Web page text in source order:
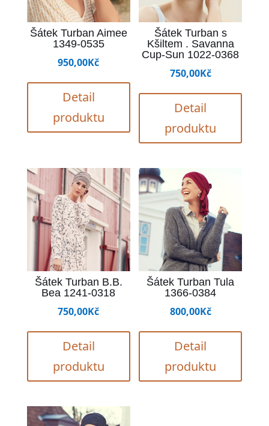
Šátek Turban Aimee
1349-0535
950,00Kč
Detail
produktu
Šátek Turban s
Kšiltem . Savanna
Cup-Sun 1022-0368
750,00Kč
Detail
produktu
Šátek Turban B.B.
Bea 1241-0318
750,00Kč
Detail
produktu
Šátek Turban Tula
1366-0384
800,00Kč
Detail
produktu